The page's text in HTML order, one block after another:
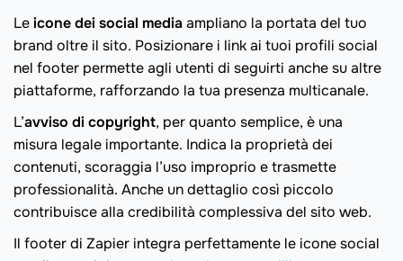
Leicone dei social mediaampliano la portata del tuo
brand oltre il sito. Posizionare i link ai tuoi profili social
nel footer permette agli utenti di seguirti anche su altre
piattaforme, rafforzando la tua presenza multicanale.
L’avviso di copyright, per quanto semplice, è una
misura legale importante. Indica la proprietà dei
contenuti, scoraggia l’uso improprio e trasmette
professionalità. Anche un dettaglio così piccolo
contribuisce alla credibilità complessiva del sito web.
Il footer di Zapier integra perfettamente le icone social